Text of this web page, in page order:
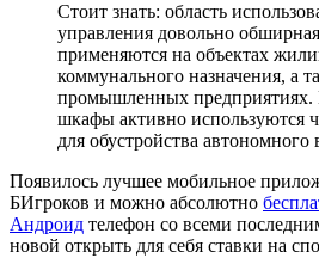
Стоит знать: область
управления довольно
применяются на объектах
коммунального назначения, а
промышленных предприятиях.
шкафы активно используются
для обустройства автономного
Появилось лучшее мобильное
БИгроков и можно абсолютно
Андроид телефон со всеми
новой открыть для себя ставки на